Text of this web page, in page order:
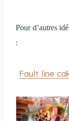
Pour d’autres
:
Fault line